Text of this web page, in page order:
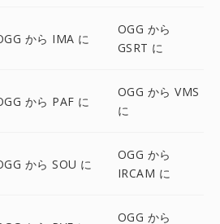
から IMA に
OGG から
GSRT に
から PAF に
OGG から VMS
に
から SOU に
OGG から
IRCAM に
OGG から